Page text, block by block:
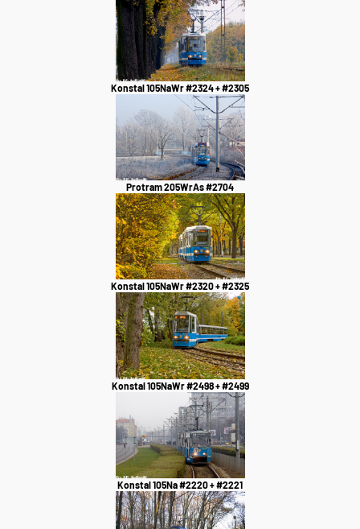
Konstal 105NaWr #2324 + #2305
Protram 205WrAs #2704
Konstal 105NaWr #2320 + #2325
Konstal 105NaWr #2498 + #2499
Konstal 105Na #2220 + #2221